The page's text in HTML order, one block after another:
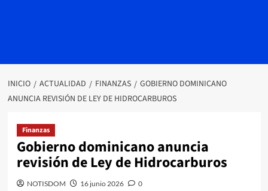
INICIO ACTUALIDAD FINANZAS
GOBIERNO DOMINICANO
ANUNCIA REVISIÓN DE LEY DE HIDROCARBUROS
Finanzas
Gobierno dominicano anuncia
revisión de Ley de Hidrocarburos
NOTISDOM 16 junio 2026 0